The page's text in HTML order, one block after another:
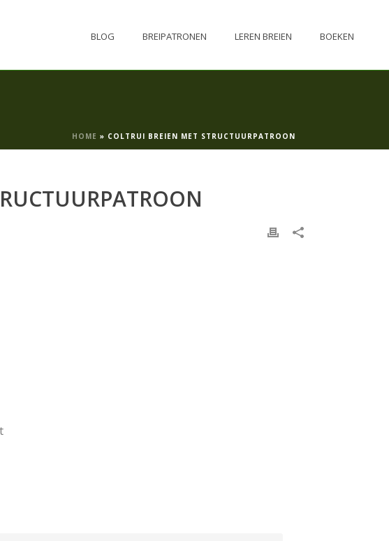
BLOG BREIPATRONEN LEREN BREIEN BOEKEN
HOME » COLTRUI BREIEN MET STRUCTUURPATROON